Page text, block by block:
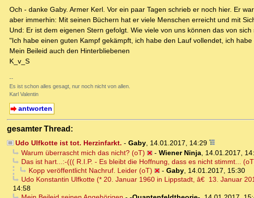
Och - danke Gaby. Armer Kerl. Vor ein paar Tagen schrieb er noch hier. Er
aber immerhin: Mit seinen Büchern hat er viele Menschen erreicht und mit
Und: Er ist dem eigenen Stern gefolgt. Wie viele von uns können das von
"Ich habe einen guten Kampf gekämpft, ich habe den Lauf vollendet, ich
Mein Beileid auch den Hinterbliebenen
K_v_S
--
Es ist schon alles gesagt, nur noch nicht von allen.
Karl Valentin
antworten
gesamter Thread:
Udo Ulfkotte ist tot. Herzinfarkt. - Gaby, 14.01.2017, 14:29
Warum überrascht mich das nicht? (oT)
- Wiener Ninja, 14.01.2017,
Das ist hart...:-((( R.I.P. - Es bleibt die Hoffnung, dass es nicht stimmt...
Kopp veröffentlicht Nachruf. Leider (oT)
- Gaby, 14.01.2017, 15:30
Udo Konstantin Ulfkotte (* 20. Januar 1960 in Lippstadt, â€ 13. Januar
14:58